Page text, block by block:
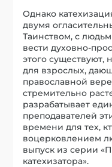
Однако
двумя
Таинством, с
вести духовно-
этого
для взрослых,
православной
стремительно
разрабатывает
преподавателей
времени для тех,
воцерковлением
выпуск из серии
катехизатора».